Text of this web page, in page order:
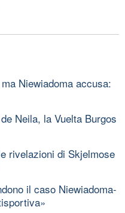
Niewiadoma accusa:
Neila, la Vuelta Burgos
rivelazioni di Skjelmose
il caso Niewiadoma-